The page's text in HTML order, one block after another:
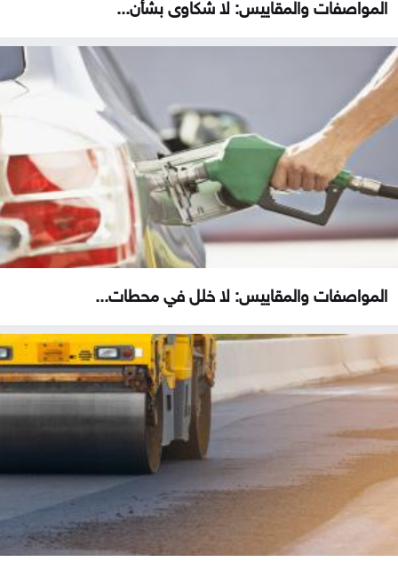
المواصفات والمقاييس: لا خلل في محطات...